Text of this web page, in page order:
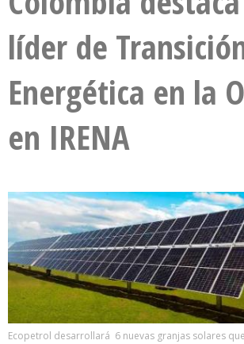
líder de
Energética en la
en IRENA
Ecopetrol desarrollará 6 nuevas granjas solares